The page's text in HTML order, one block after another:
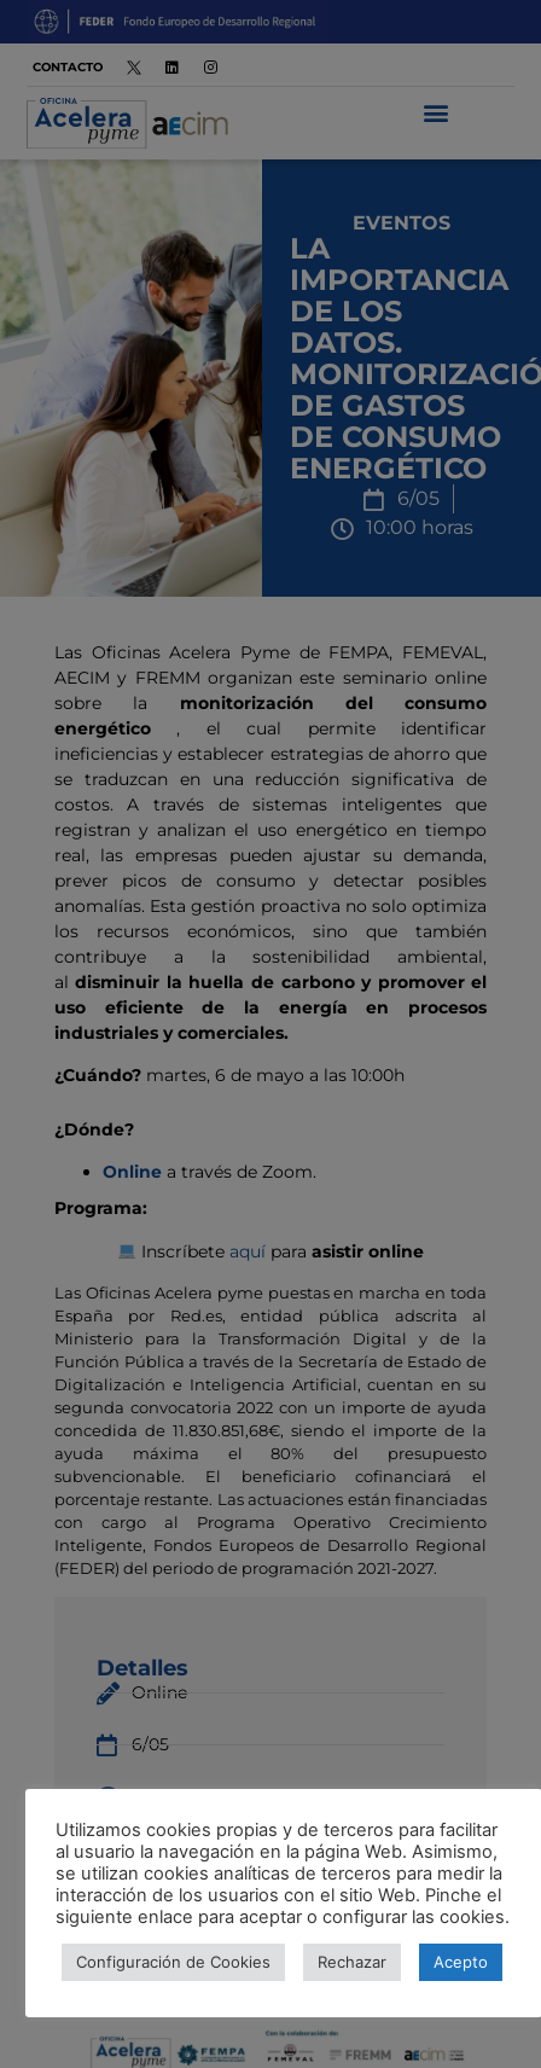
CONTACTO
EVENTOS
LA
IMPORTANCIA
DE LOS
DATOS.
DE GASTOS
DE CONSUMO
ENERGÉTICO
6/05
10:00 horas
Detalles
Online
6/05
10:00 h
Sede AECIM – C. del Príncipe de
Vergara, 74, 28006 Madrid
Inscripción online
Las Oficinas Acelera Pyme de FEMPA, FEMEVAL,
AECIM y FREMM organizan este seminario online
sobre la monitorización del consumo
energético, el cual permite identificar
ineficiencias y establecer estrategias de ahorro que
se traduzcan en una reducción significativa de
costos. A través de sistemas inteligentes que
registran y analizan el uso energético en tiempo
real, las empresas pueden ajustar su demanda,
prever picos de consumo y detectar posibles
anomalías. Esta gestión proactiva no solo optimiza
los recursos económicos, sino que también
contribuye a la sostenibilidad ambiental,
aldisminuir la huella de carbono y promover el
uso eficiente de la energía en procesos
industriales y comerciales.
¿Cuándo?martes, 6 de mayo a las 10:00h
¿Dónde?
Onlinea través de Zoom.
Programa:
Inscríbete aquípara asistir online
Las Oficinas Acelera pyme puestas en marcha en toda
España por Red.es, entidad pública adscrita al
Ministerio para la Transformación Digital y de la
Función Pública a través de la Secretaría de Estado de
Digitalización e Inteligencia Artificial, cuentan en su
segunda convocatoria 2022 con un importe de ayuda
concedida de 11.830.851,68€, siendo el importe de la
ayuda máxima el 80% del presupuesto
subvencionable. El beneficiario cofinanciará el
porcentaje restante. Las actuaciones están financiadas
con cargo al Programa Operativo Crecimiento
Inteligente, Fondos Europeos de Desarrollo Regional
(FEDER) del periodo de programación 2021-2027.
Utilizamos cookies propias y de terceros para facilitar
al usuario la navegación en la página Web. Asimismo,
se utilizan cookies analíticas de terceros para medir la
interacción de los usuarios con el sitio Web. Pinche el
siguiente enlace para aceptar o configurar las cookies.
Configuración de Cookies Rechazar Acepto